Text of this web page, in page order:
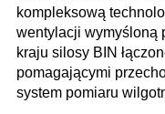
kompleksową
wentylacji wymyśloną
kraju silosy BIN
pomagającymi
system pomiaru